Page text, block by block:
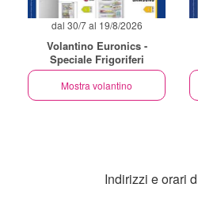
dal 30/7 al 19/8/2026
Volantino Euronics -
Speciale Frigoriferi
Mostra volantino
Indirizzi e orari